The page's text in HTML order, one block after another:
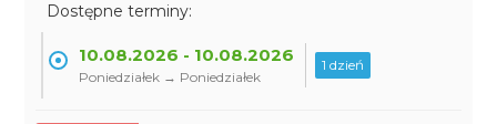
Dostępne terminy:
10.08.2026 - 10.08.2026
Poniedziałek → Poniedziałek
1 dzień